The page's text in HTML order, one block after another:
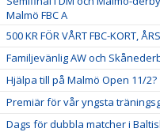
Malmö FBC A
500 KR FÖR VÅRT FBC-KORT,
Familjevänlig AW och
Hjälpa till på Malmö Open 11/2?
Premiär för vår yngsta
Dags för dubbla matcher i